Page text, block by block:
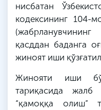
нисбатан
кодексининг 104-
қасддан баданга
жиноят иши
Жинояти иши
тариқасида жалб
“қамоққа олиш”